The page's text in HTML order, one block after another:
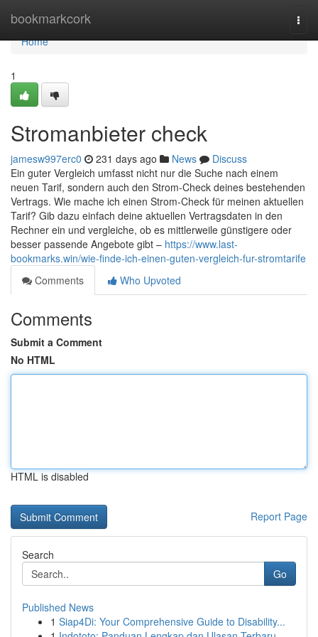
bookmarkcork
Home
Home
1
Stromanbieter check
jamesw997erc0 231 days ago News
Discuss
Ein guter Vergleich umfasst nicht nur die Suche nach einem
neuen Tarif, sondern auch den Strom-Check deines bestehenden
Vertrags. Wie mache ich einen Strom-Check für meinen aktuellen
Tarif? Gib dazu einfach deine aktuellen Vertragsdaten in den
Rechner ein und vergleiche, ob es mittlerweile günstigere oder
besser passende Angebote gibt – https://www.last-
bookmarks.win/wie-finde-ich-einen-guten-vergleich-fur-stromtarife
Comments
Who Upvoted
Comments
Submit a Comment
No HTML
HTML is disabled
Report Page
Search
Go
Published News
1 Siap4Di: Your Comprehensive Guide to Disability...